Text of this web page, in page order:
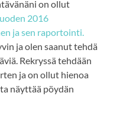
on ollut
2016
ja sen raportointi.
ja olen saanut tehdä
Rekryssä tehdään
ja on ollut hienoa
näyttää pöydän